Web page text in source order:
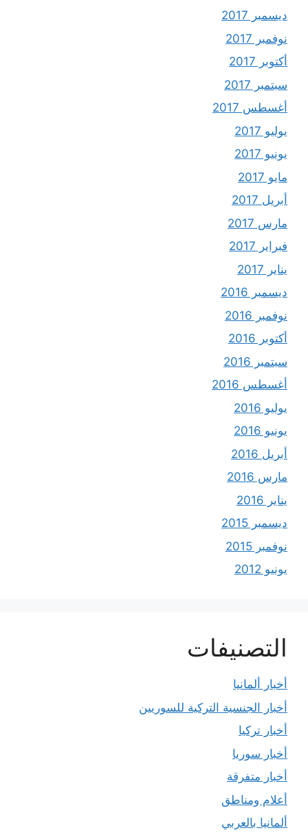
ديسمبر 2017
نوفمبر 2017
أكتوبر 2017
سبتمبر 2017
أغسطس 2017
يوليو 2017
يونيو 2017
مايو 2017
أبريل 2017
مارس 2017
فبراير 2017
يناير 2017
ديسمبر 2016
نوفمبر 2016
أكتوبر 2016
سبتمبر 2016
أغسطس 2016
يوليو 2016
يونيو 2016
أبريل 2016
مارس 2016
يناير 2016
ديسمبر 2015
نوفمبر 2015
يونيو 2012
التصنيفات
أخبار ألمانيا
أخبار الجنسية التركية للسوريين
أخبار تركيا
أخبار سوريا
أخبار متفرقة
أعلام ومناطق
ألمانيا بالعربي